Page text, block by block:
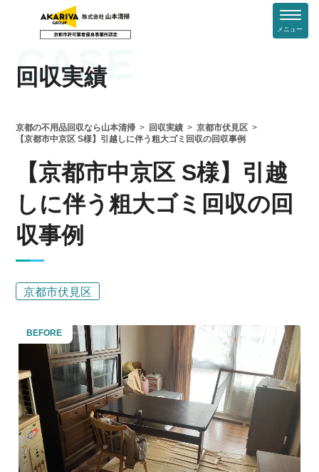
メニュー
CASE
回収実績
京都の不用品回収なら山本清掃 回収実績
京都市伏見区
【京都市中京区 S様】引越しに伴う粗大ゴミ回収の回収事例
【京都市中京区 S様】引越
しに伴う粗大ゴミ回収の回
収事例
京都市伏見区
BEFORE